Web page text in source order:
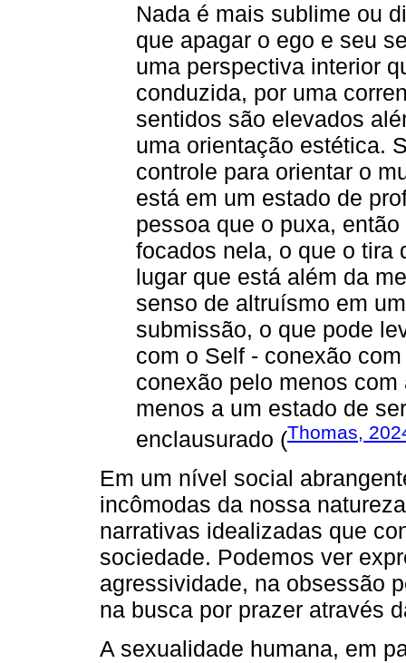
Nada é mais sublime ou
que apagar o ego e seu
uma perspectiva interior
conduzida, por uma
sentidos são elevados
uma orientação estética.
controle para orientar o
está em um estado de
pessoa que o puxa,
focados nela, o que o tira
lugar que está além da
senso de altruísmo em
submissão, o que pode
com o Self - conexão
conexão pelo menos
menos a um estado de
enclausurado (Thomas,
Em um nível social
incômodas da nossa
narrativas idealizadas que
sociedade. Podemos ver
agressividade, na obsessão
na busca por prazer através
A sexualidade humana, em